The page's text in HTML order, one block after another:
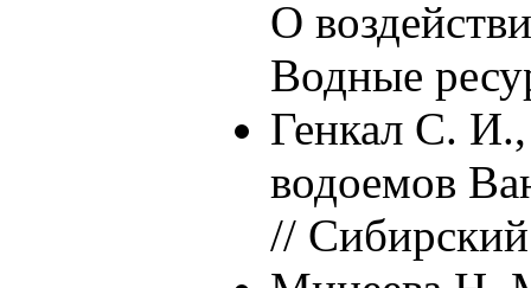
О
Водные
Генкал C. И.
водоемов
//